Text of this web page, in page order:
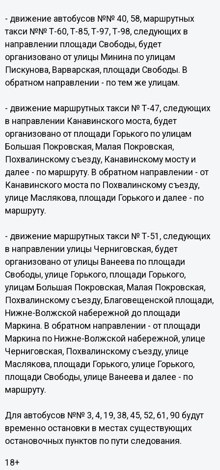
- движение автобусов №№ 40, 58, маршрутных
такси №№ Т-60, Т-85, Т-97, Т-98, следующих в
направлении площади Свободы, будет
организовано от улицы Минина по улицам
Пискунова, Варварская, площади Свободы. В
обратном направлении - по тем же улицам.
- движение маршрутных такси № Т-47, следующих
в направлении Канавинского моста, будет
организовано от площади Горького по улицам
Большая Покровская, Малая Покровская,
Похвалинскому съезду, Канавинскому мосту и
далее - по маршруту. В обратном направлении - от
Канавинского моста по Похвалинскому съезду,
улице Маслякова, площади Горького и далее - по
маршруту.
- движение маршрутных такси № Т-51, следующих
в направлении улицы Черниговская, будет
организовано от улицы Ванеева по площади
Свободы, улице Горького, площади Горького,
улицам Большая Покровская, Малая Покровская,
Похвалинскому съезду, Благовещенской площади,
Нижне-Волжской набережной до площади
Маркина. В обратном направлении - от площади
Маркина по Нижне-Волжской набережной, улице
Черниговская, Похвалинскому съезду, улице
Маслякова, площади Горького, улице Горького,
площади Свободы, улице Ванеева и далее - по
маршруту.
Для автобусов №№ 3, 4, 19, 38, 45, 52, 61, 90 будут
временно остановки в местах существующих
остановочных пунктов по пути следования.
18+